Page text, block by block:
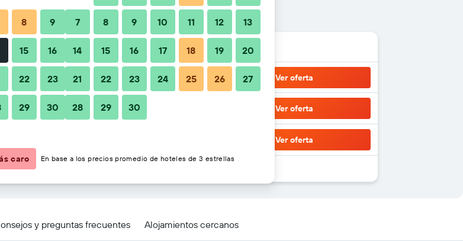
Total noche
$82 Ver oferta
$97 Ver oferta
Ver oferta
of Miami
y preguntas frecuentes Alojamientos cercanos
8 9
15 16
22 23
29 30
7 8 9 10 11 12 13
14 15 16 17 18 19 20
21 22 23 24 25 26 27
28 29 30
caro En base a los precios promedio de hoteles de 3 estrellas